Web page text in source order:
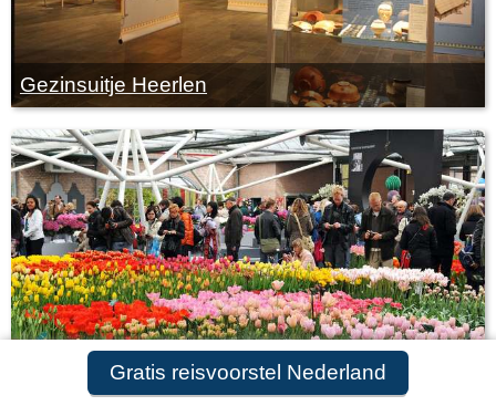
Gratis reisvoorstel Nederland
Gezinsuitje Heerlen